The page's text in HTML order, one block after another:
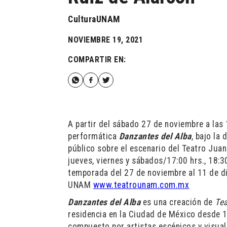
CulturaUNAM
NOVIEMBRE 19, 2021
COMPARTIR EN:
A partir del sábado 27 de noviembre a las
performática Danzantes del Alba, bajo la
público sobre el escenario del Teatro
jueves, viernes y sábados/17:00 hrs.,
temporada del 27 de noviembre al 11 de
UNAM www.teatrounam.com.mx
Danzantes del Albaes una creación de
residencia en la Ciudad de México